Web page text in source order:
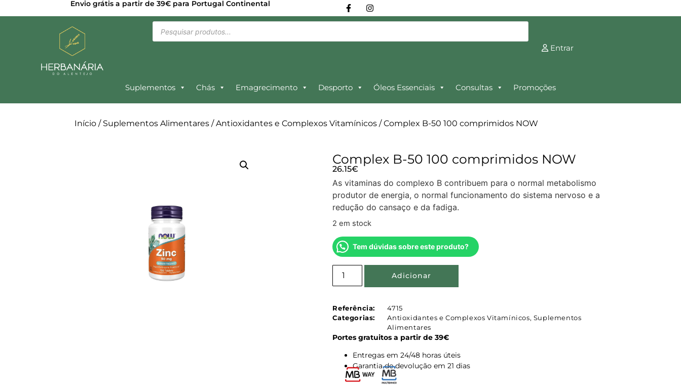
Envio grátis a partir de 39€ para Portugal Continental
Entrar
Suplementos Chás Emagrecimento Desporto Óleos Essenciais Consultas Promoções
Início / Suplementos Alimentares /Antioxidantes e Complexos Vitamínicos / Complex B-50 100 comprimidos NOW
Complex B-50 100 comprimidos NOW
26.15€
As vitaminas do complexo B contribuem para o normal metabolismo
produtor de energia, o normal funcionamento do sistema nervoso e a
redução do cansaço e da fadiga.
2 em stock
Tem dúvidas sobre este produto?
Adicionar
Referência:
4715
Categorias:
Antioxidantes e Complexos Vitamínicos, Suplementos
Alimentares
Portes gratuitos a partir de 39€
Entregas em 24/48 horas úteis
Garantia de devolução em 21 dias